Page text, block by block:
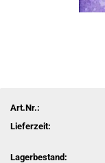
Art.Nr.:
Lieferzeit:
Lagerbestand: